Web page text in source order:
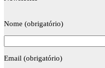
Nome (obrigatório)
Email (obrigatório)